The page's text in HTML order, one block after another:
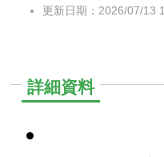
更新日期：2026/07/13
詳細資料